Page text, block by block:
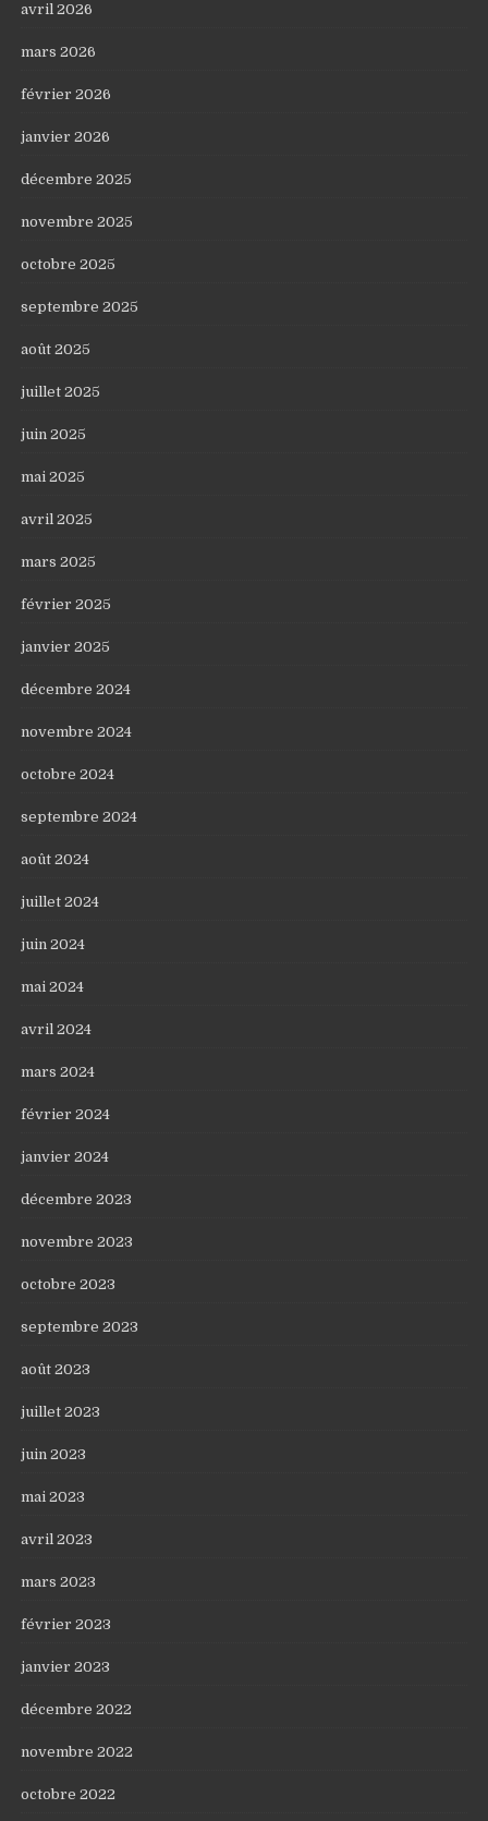
avril 2026
mars 2026
février 2026
janvier 2026
décembre 2025
novembre 2025
octobre 2025
septembre 2025
août 2025
juillet 2025
juin 2025
mai 2025
avril 2025
mars 2025
février 2025
janvier 2025
décembre 2024
novembre 2024
octobre 2024
septembre 2024
août 2024
juillet 2024
juin 2024
mai 2024
avril 2024
mars 2024
février 2024
janvier 2024
décembre 2023
novembre 2023
octobre 2023
septembre 2023
août 2023
juillet 2023
juin 2023
mai 2023
avril 2023
mars 2023
février 2023
janvier 2023
décembre 2022
novembre 2022
octobre 2022